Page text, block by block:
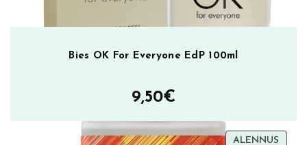
Bies OK For Everyone EdP 100ml
9,50€
ALENNUS